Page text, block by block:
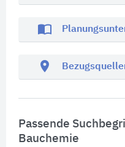
import_contacts
location_on
Passende
Bauchemie